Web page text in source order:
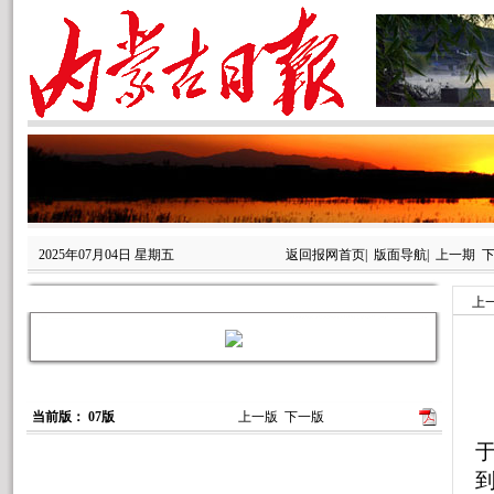
2025年07月04日 星期五 返回报网首页| 版面导航| 上一期
当前版： 07版 上一版 下一版
上